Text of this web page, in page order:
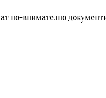
по-внимателно